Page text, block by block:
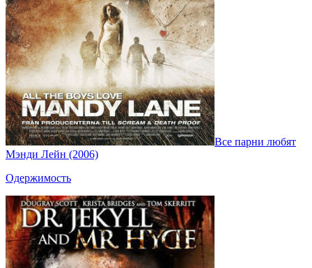
Все парни любят
Мэнди Лейн (2006)
Одержимость